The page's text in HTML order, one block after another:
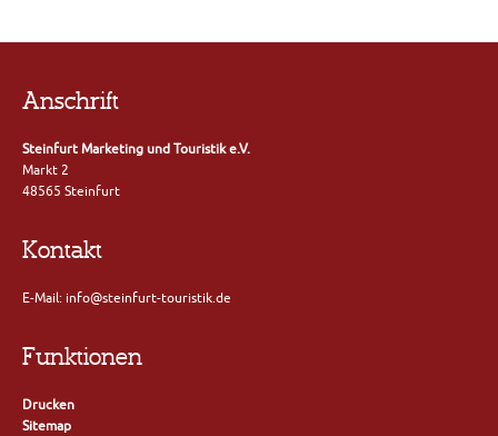
Anschrift
Steinfurt Marketing und Touristik e.V.
Markt 2
48565 Steinfurt
Kontakt
E-Mail: info@steinfurt-touristik.de
Funktionen
Drucken
Sitemap